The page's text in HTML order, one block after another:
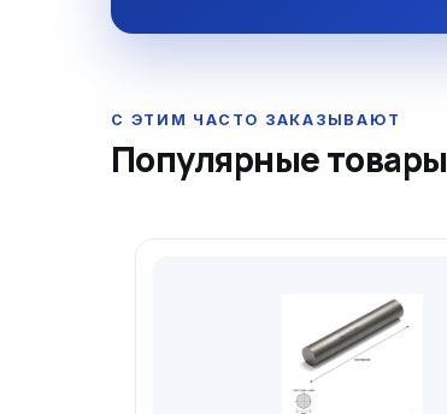
Популярные товары